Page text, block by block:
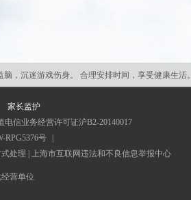
，沉迷游戏伤身。 合理安排时间，享受健康生活。
家长监护
电信业务经营许可证沪B2-20140017
RPG5376号
处理 |
上海市互联网违法和不良信息举报中心
营单位